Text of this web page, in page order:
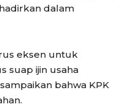
dalam
eksen untuk
suap ijin usaha
bahwa KPK